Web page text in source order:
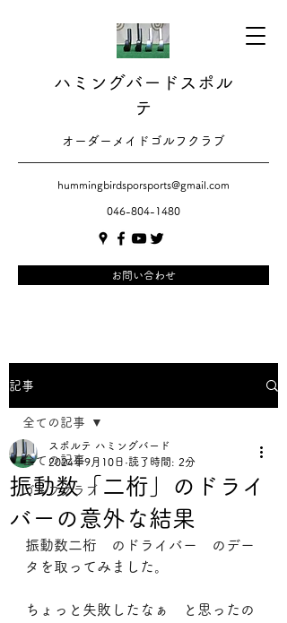
ハミングバードスポル
テ
​​オーダーメイドゴルフクラブ
hummingbirdsporsports@gmail.com
046-804-1480
お問い合わせ
記事
全ての記事
ゴルフクラブ
全ての記事
振動数「二桁」のドライ
バーの意外な結果
スポルテ ハミングバード
2024年9月10日 読了時間: 2分
振動数二桁　のドライバー　のデー
タを取ってみました。
ちょっと失敗したなぁ　と思ったの